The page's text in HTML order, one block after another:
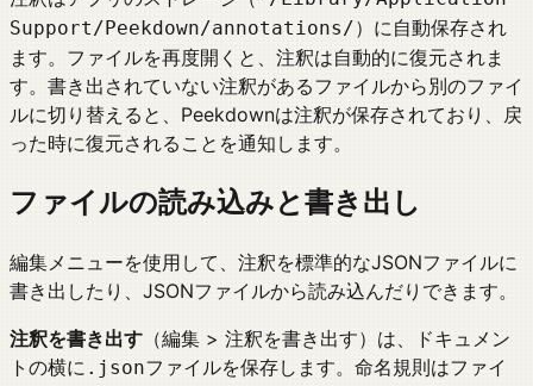
Support/Peekdown/annotations/）に自動保存され
ます。ファイルを再度開くと、注釈は自動的に復元されま
す。書き出されていない注釈があるファイルから別のファイ
ルに切り替えると、Peekdownは注釈が保存されており、戻
った時に復元されることを通知します。
ファイルの読み込みと書き出し
編集メニューを使用して、注釈を標準的なJSONファイルに
書き出したり、JSONファイルから読み込んだりできます。
注釈を書き出す （編集 > 注釈を書き出す）は、ドキュメン
トの横に .jsonファイルを保存します。命名規則はファイ